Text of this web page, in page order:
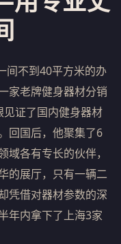
间不到40平方米的办
家老牌健身器材分销
证了国内健身器材
回国后，他聚集了6
各有专长的伙伴，
的展厅，只有一辆二
凭借对器材参数的深
年内拿下了上海3家